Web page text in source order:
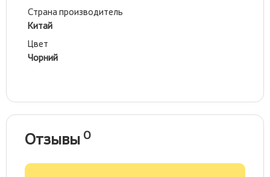
Страна производитель
Китай
Цвет
Чорний
Отзывы 0